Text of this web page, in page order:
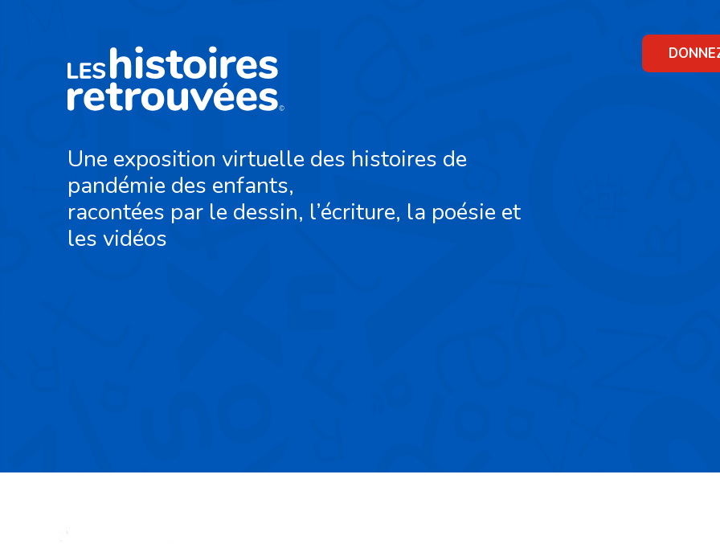
Une exposition virtuelle des histoires de
pandémie des enfants,
racontées par le dessin, l’écriture, la poésie et
les vidéos